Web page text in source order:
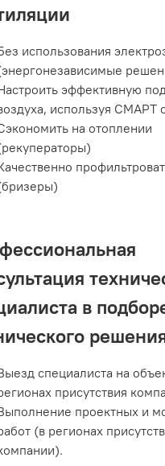
использования
эффективную
используя СМАРТ
на отоплении
в
специалиста на
присутствия
проектных и
(в регионах